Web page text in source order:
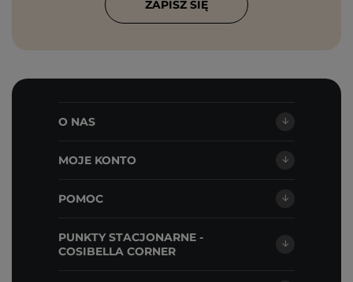
ZAPISZ SIĘ
O NAS
MOJE KONTO
POMOC
PUNKTY STACJONARNE -
COSIBELLA CORNER